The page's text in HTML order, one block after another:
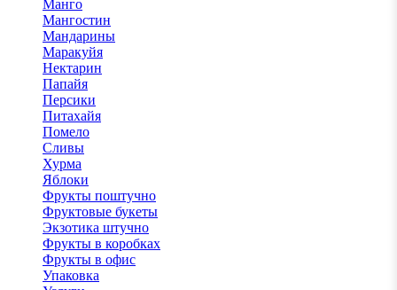
Манго
Мангостин
Мандарины
Маракуйя
Нектарин
Папайя
Персики
Питахайя
Помело
Сливы
Хурма
Яблоки
Фрукты поштучно
Фруктовые букеты
Экзотика штучно
Фрукты в коробках
Фрукты в офис
Упаковка